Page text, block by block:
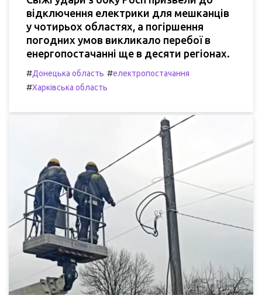
відключення електрики для мешканців
у чотирьох областях, а погіршення
погодних умов викликало перебої в
енергопостачанні ще в десяти регіонах.
#Донецька область #електропостачання
#Харківська область